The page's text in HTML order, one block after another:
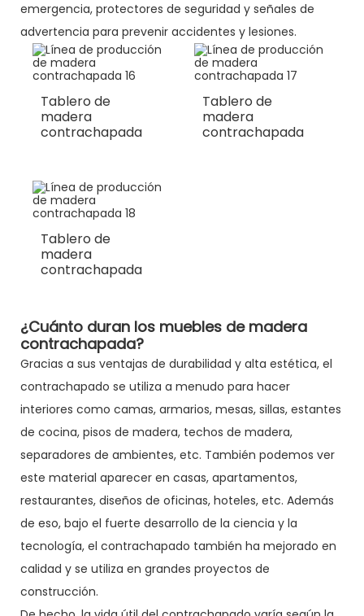
emergencia, protectores de seguridad y señales de
advertencia para prevenir accidentes y lesiones.
Tablero de
madera
contrachapada
Tablero de
madera
contrachapada
Tablero de
madera
contrachapada
¿Cuánto duran los muebles de madera
contrachapada?
Gracias a sus ventajas de durabilidad y alta estética, el
contrachapado se utiliza a menudo para hacer
interiores como camas, armarios, mesas, sillas, estantes
de cocina, pisos de madera, techos de madera,
separadores de ambientes, etc. También podemos ver
este material aparecer en casas, apartamentos,
restaurantes, diseños de oficinas, hoteles, etc. Además
de eso, bajo el fuerte desarrollo de la ciencia y la
tecnología, el contrachapado también ha mejorado en
calidad y se utiliza en grandes proyectos de
construcción.